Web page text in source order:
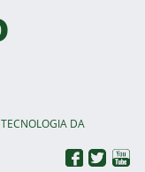
DA